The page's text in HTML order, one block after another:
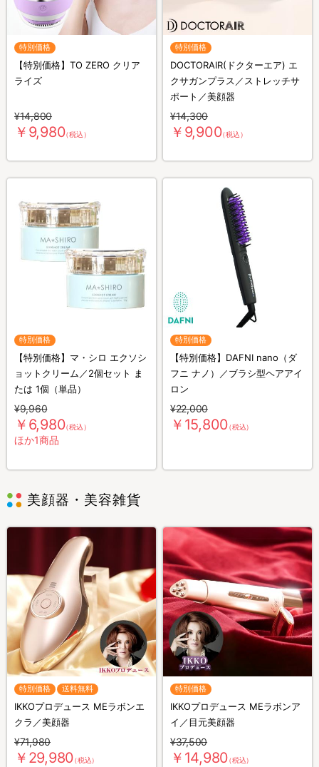
特別価格
【特別価格】TO ZERO クリア
ライズ
¥14,800
￥9,980（税込）
特別価格
DOCTORAIR(ドクターエア) エ
クサガンプラス／ストレッチサ
ポート／美顔器
¥14,300
￥9,900（税込）
特別価格
【特別価格】マ・シロ エクソシ
ョットクリーム／2個セット ま
たは 1個（単品）
¥9,960
￥6,980（税込）
ほか1商品
特別価格
【特別価格】DAFNI nano（ダ
フニ ナノ）／ブラシ型ヘアアイ
ロン
¥22,000
￥15,800（税込）
美顔器・美容雑貨
特別価格 送料無料
IKKOプロデュース MEラボンエ
クラ／美顔器
¥71,980
￥29,980（税込）
特別価格
IKKOプロデュース MEラボンア
イ／目元美顔器
¥37,500
￥14,980（税込）